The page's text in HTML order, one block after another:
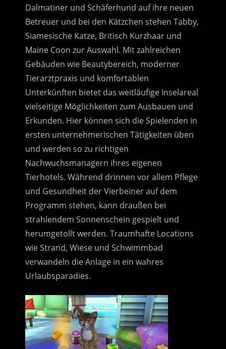
Dalmatiner und Schäferhund auf ihre neuen
Betreuer und bei den Kätzchen stehen Tabby,
Siamesische Katze, Britisch Kurzhaar und
Maine Coon zur Auswahl. Mit zahlreichen
Gebäuden wie Beautybereich, moderner
Tierarztpraxis und komfortablen
Unterkünften bietet das weitläufige Inselareal
vielseitige Möglichkeiten zum Ausbauen und
Erkunden. Hier können sich die Spielenden in
ersten unternehmerischen Tätigkeiten üben
und werden so zu richtigen
Nachwuchsmanagern ihres eigenen
Tierhotels. Während drinnen vor allem Pflege
und Gesundheit der Vierbeiner auf dem
Programm stehen, kann draußen bei
strahlendem Sonnenschein gespielt und
herumgetollt werden. Traumhafte Locations
wie Strand, Wiese und Schwimmbad
verwandeln die Anlage in ein wahres
Urlaubsparadies.